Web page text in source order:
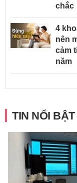
chắc
4
nên
cảm
năm
TIN NỔI